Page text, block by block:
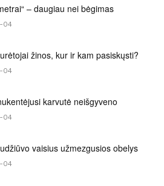
– daugiau nei bėgimas
04
žinos, kur ir kam pasiskųsti?
04
karvutė neišgyveno
04
vaisius užmezgusios obelys
04